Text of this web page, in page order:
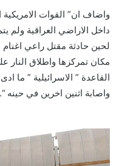
واضاف ان” القوات الامريكية
داخل الاراضي العراقية ولم
لحين حادثة مقتل راعي
مكان تمركزها واطلاق النار
القاعدة ” الاسرائيلية ”
واصابة اثنين اخرين في حينه “.